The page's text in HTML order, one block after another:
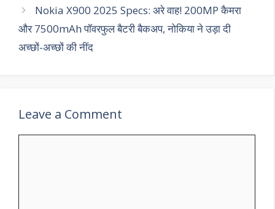
Nokia X900 2025 Specs: अरे वाह! 200MP कैमरा
और 7500mAh पॉवरफुल बैटरी बैकअप, नोकिया ने उड़ा दी
अच्छों-अच्छों की नींद
Leave a Comment